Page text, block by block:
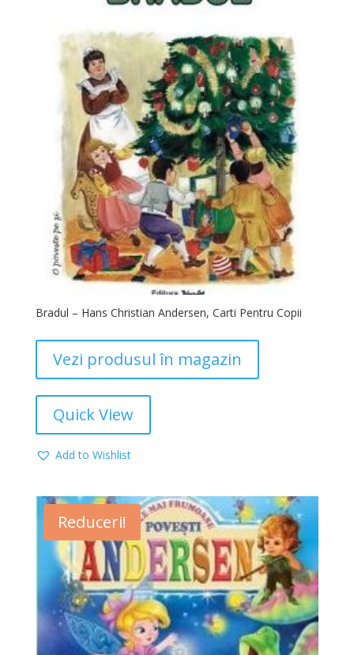
Bradul – Hans Christian Andersen, Carti Pentru Copii
Vezi produsul în magazin
Quick View
Add to Wishlist
Reduceri!